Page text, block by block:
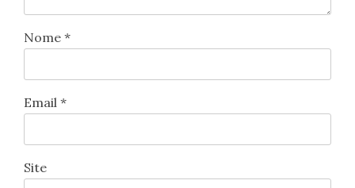
Nome *
Email *
Site